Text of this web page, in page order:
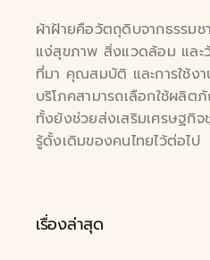
ผ้าฝ้ายคือวัตถุดิบจากธรรม
แง่สุขภาพ สิ่งแวดล้อม และ
ที่มา คุณสมบัติ และการใช้ง
บริโภคสามารถเลือกใช้ผลิ
ทั้งยังช่วยส่งเสริมเศรษฐกิ
รู้ดั้งเดิมของคนไทยไว้ต่อไป
เรื่องล่าสุด